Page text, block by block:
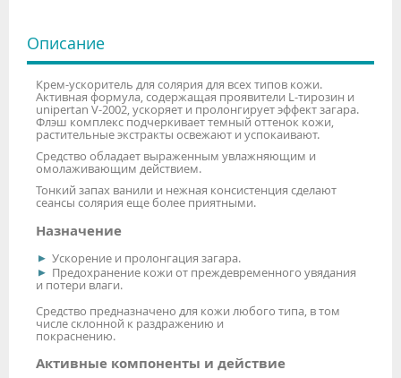
Описание
Крем-ускоритель для солярия для всех типов кожи.
Активная формула, содержащая проявители L-тирозин и
unipertan V-2002, ускоряет и пролонгирует эффект загара.
Флэш комплекс подчеркивает темный оттенок кожи,
растительные экстракты освежают и успокаивают.
Средство обладает выраженным увлажняющим и
омолаживающим действием.
Тонкий запах ванили и нежная консистенция сделают
сеансы солярия еще более приятными.
Назначение
Ускорение и пролонгация загара.
Предохранение кожи от преждевременного увядания
и потери влаги.
Средство предназначено для кожи любого типа, в том
числе склонной к раздражению и
покраснению.
Активные компоненты и действие